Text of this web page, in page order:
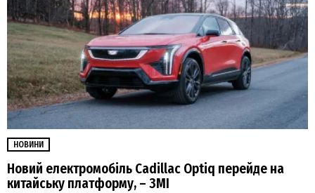
НОВИНИ
Новий електромобіль Cadillac Optiq перейде на
китайську платформу, – ЗМІ